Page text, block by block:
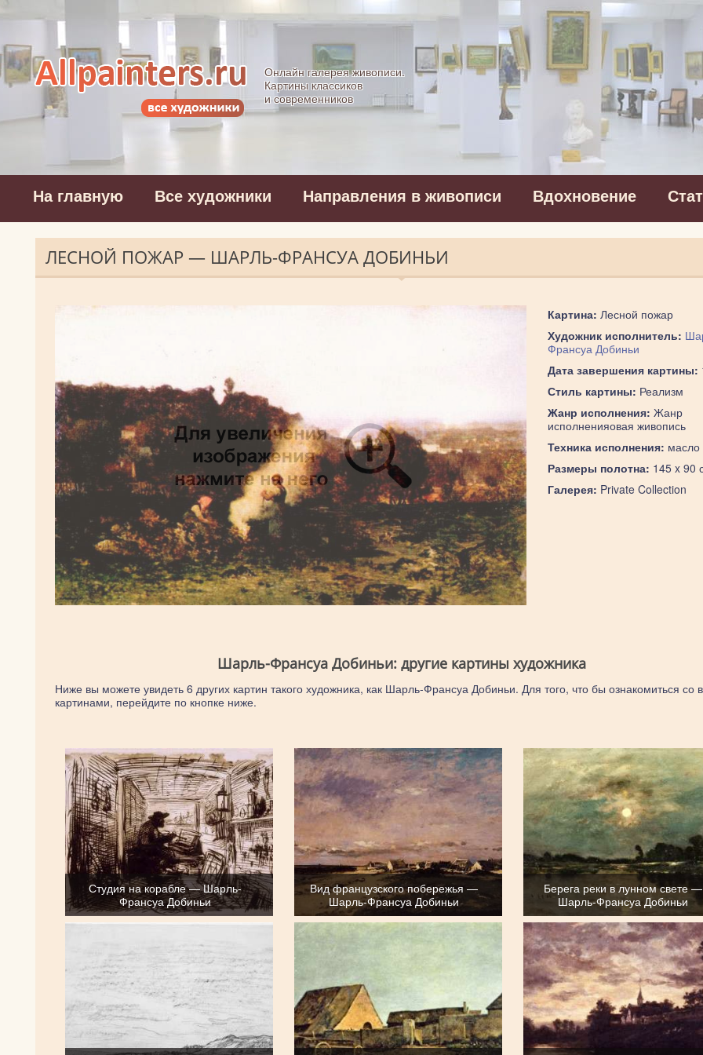
Allpainters.ru - картинная галерея
Онлайн галерея живописи.
Картины классиков
и современников
На главную Все художники Направления в живописи Вдохновение
ЛЕСНОЙ ПОЖАР — ШАРЛЬ-ФРАНСУА ДОБИНЬИ
Картина: Лесной пожар
Художник исполнитель:
Франсуа Добиньи
Дата завершения картины:
Стиль картины: Реализм
Жанр исполнения: Жанр
исполненияовая живопись
Техника исполнения: масло
Размеры полотна: 145 x 90
Галерея: Private Collection
Шарль-Франсуа Добиньи: другие картины художника
Ниже вы можете увидеть 6 других картин такого художника, как Шарль-Франсуа Добиньи. Для того, что бы ознакомиться со
картинами, перейдите по кнопке ниже.
Студия на корабле — Шарль-
Франсуа Добиньи
Вид французского побережья —
Шарль-Франсуа Добиньи
Берега реки в лунном свете —
Шарль-Франсуа Добиньи